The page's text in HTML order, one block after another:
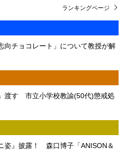
向チョコレート」について教授が解
渡す 市立小学校教諭(50代)懲戒処
姿』披露！ 森口博子「ANISON＆
ランキングページ